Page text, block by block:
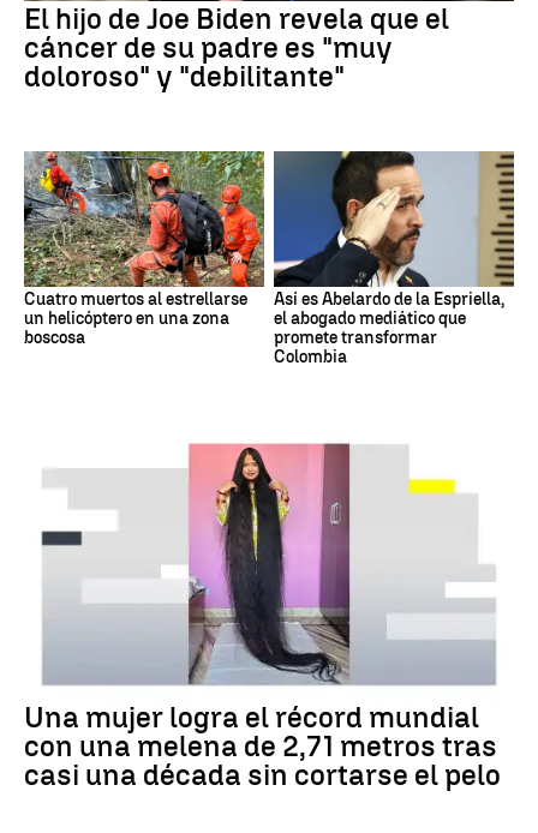
El hijo de Joe Biden revela que el
cáncer de su padre es "muy
doloroso" y "debilitante"
Cuatro muertos al estrellarse
un helicóptero en una zona
boscosa
Así es Abelardo de la Espriella,
el abogado mediático que
promete transformar
Colombia
RÉCORD GUINNESS
Una mujer logra el récord mundial
con una melena de 2,71 metros tras
casi una década sin cortarse el pelo